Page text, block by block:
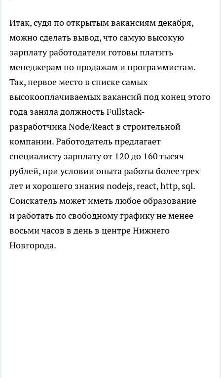
Итак, судя по открытым вакансиям декабря,
можно сделать вывод, что самую высокую
зарплату работодатели готовы платить
менеджерам по продажам и программистам.
Так, первое место в списке самых
высокооплачиваемых вакансий под конец этого
года заняла должность Fullstack-
разработчика Node/React в строительной
компании. Работодатель предлагает
специалисту зарплату от 120 до 160 тысяч
рублей, при условии опыта работы более трех
лет и хорошего знания nodejs, react, http, sql.
Соискатель может иметь любое образование
и работать по свободному графику не менее
восьми часов в день в центре Нижнего
Новгорода.